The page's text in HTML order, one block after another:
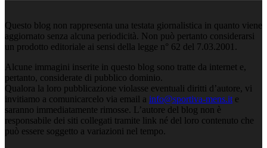
Questo blog non rappresenta una testata giornalistica in quanto viene
aggiornato senza alcuna periodicità. Non può pertanto considerarsi
un prodotto editoriale ai sensi della legge n° 62 del 7.03.2001.
Alcune immagini inserite in questo blog sono tratte da internet e,
pertanto, considerate di pubblico dominio.
Qualora la loro pubblicazione violasse eventuali diritti d’autore, vi
invitiamo a comunicarcelo via email a info@sportiva-mens.it e
saranno immediatamente rimosse. L’autore del blog non è
responsabile dei siti collegati tramite link né del loro contenuto che
può essere soggetto a variazioni nel tempo.